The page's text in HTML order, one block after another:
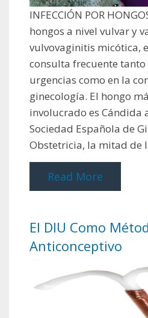
INFECCIÓN POR
hongos a nivel vulvar y
vulvovaginitis micótica,
consulta frecuente tanto
urgencias como en la
ginecología. El hongo
involucrado es Cándida
Sociedad Española de
Obstetricia, la mitad de
Read More
El DIU Como
Anticonceptivo